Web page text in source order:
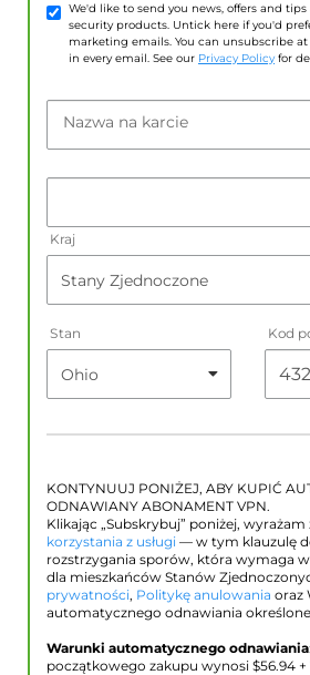
We'd like to send you news, offers and
security products. Untick here if you'd
marketing emails. You can unsubscribe
in every email. See our Privacy Policy for
Nazwa na karcie
Kraj
Stan Kod
KONTYNUUJ PONIŻEJ, ABY KUPIĆ
ODNAWIANY ABONAMENT VPN.
Klikając „Subskrybuj” poniżej, wyrażam
korzystania z usługi — w tym klauzulę
rozstrzygania sporów, która wymaga
dla mieszkańców Stanów
prywatności, Politykę anulowania oraz
automatycznego odnawiania
Warunki automatycznego odnawiania
początkowego zakupu wynosi $56.94